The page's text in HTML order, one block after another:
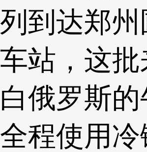
列到达郑州
车站，这批
白俄罗斯的
全程使用冷